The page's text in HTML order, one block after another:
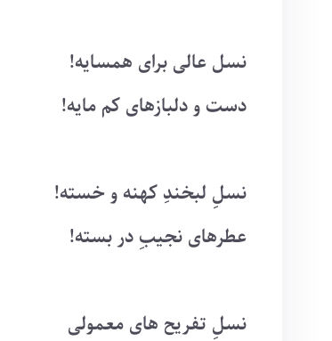
نسل عالی برای همسایه!
دست و دلبازهای کم مایه!
نسلِ لبخندِ کهنه و خسته!
عطرهای نجیبِ در بسته!
نسلِ تفریح های معمولی